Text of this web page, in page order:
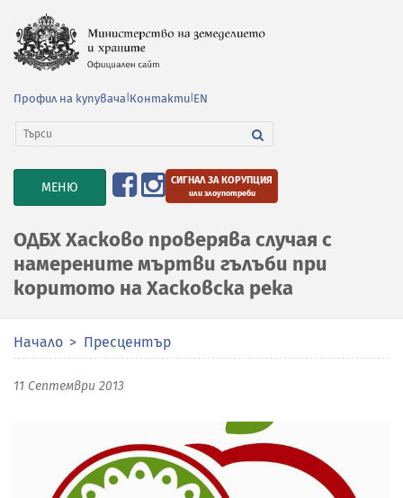
Профил на купувача Контакти EN
TOGGLE
NAVIGATION
МЕНЮ СИГНАЛ ЗА КОРУПЦИЯ
или злоупотреби
ОДБХ Хасково проверява случая с
намерените мъртви гълъби при
коритото на Хасковска река
Начало Пресцентър
11 Септември 2013